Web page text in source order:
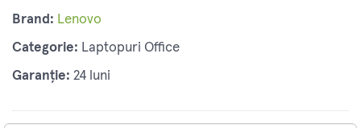
Brand: Lenovo
Categorie: Laptopuri Office
Garanție: 24 luni